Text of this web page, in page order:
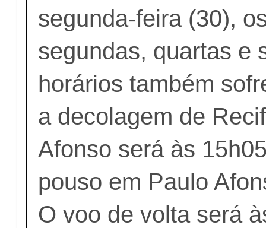
segunda-feira (30),
segundas, quartas e
horários também
a decolagem de
Afonso será às
pouso em Paulo
O voo de volta será